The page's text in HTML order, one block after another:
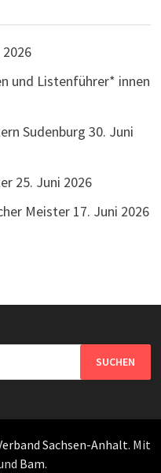
und Listenführer* innen
Sudenburg 30. Juni
25. Juni 2026
Meister 17. Juni 2026
Sachsen-Anhalt. Mit
Bam.